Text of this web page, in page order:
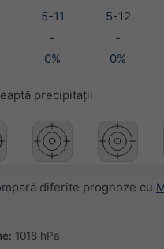
5-11 5-12
- -
0% 0%
precipitații
diferite prognoze cu
1018 hPa